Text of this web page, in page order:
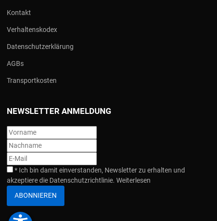
Kontakt
Verhaltenskodex
Datenschutzerklärung
AGBs
Transportkosten
NEWSLETTER ANMELDUNG
* Ich bin damit einverstanden, Newsletter zu erhalten und
akzeptiere die Datenschutzrichtlinie. Weiterlesen
ABONNIEREN